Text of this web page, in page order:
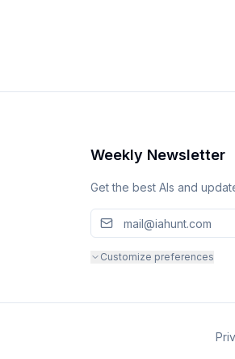
Weekly Newsletter
Get the best AIs and
Customize preferences